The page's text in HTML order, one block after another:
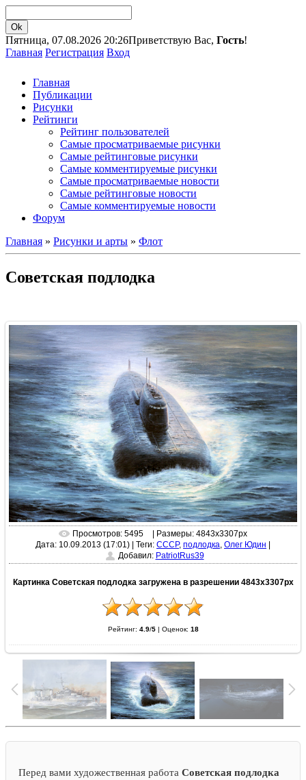
Пятница, 07.08.2026 20:26Приветствую Вас, Гость!
Главная Регистрация Вход
Главная
Публикации
Рисунки
Рейтинги
Рейтинг пользователей
Самые просматриваемые рисунки
Самые рейтинговые рисунки
Самые комментируемые рисунки
Самые просматриваемые новости
Самые рейтинговые новости
Самые комментируемые новости
Форум
Главная » Рисунки и арты » Флот
Советская подлодка
Просмотров: 5495
| Размеры: 4843x3307px
Дата: 10.09.2013 (17:01)
Теги: СССР, подлодка, Олег Юдин
Добавил: PatriotRus39
Картинка Советская подлодка загружена в разрешении 4843x3307px
Рейтинг: 4.9/5| Оценок: 18
Перед вами художественная работа Советская подлодка